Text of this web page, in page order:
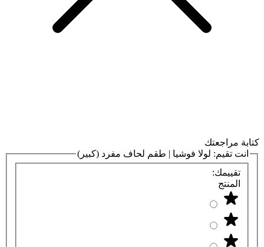
كتابة مراجعتك
انت تقيم: لولا فوشيا | طقم لحاف مفرد (كبير)
تقييمك:
المنتج